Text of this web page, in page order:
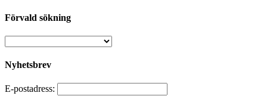
Förvald sökning
Nyhetsbrev
E-postadress: